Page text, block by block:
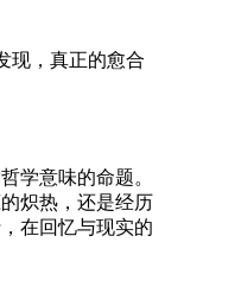
现，真正的愈合
学意味的命题。
炽热，还是经历
在回忆与现实的